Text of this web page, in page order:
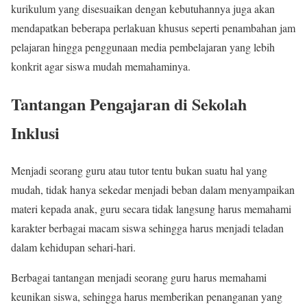
kurikulum yang disesuaikan dengan kebutuhannya juga akan
mendapatkan beberapa perlakuan khusus seperti penambahan jam
pelajaran hingga penggunaan media pembelajaran yang lebih
konkrit agar siswa mudah memahaminya.
Tantangan Pengajaran di Sekolah
Inklusi
Menjadi seorang guru atau tutor tentu bukan suatu hal yang
mudah, tidak hanya sekedar menjadi beban dalam menyampaikan
materi kepada anak, guru secara tidak langsung harus memahami
karakter berbagai macam siswa sehingga harus menjadi teladan
dalam kehidupan sehari-hari.
Berbagai tantangan menjadi seorang guru harus memahami
keunikan siswa, sehingga harus memberikan penanganan yang